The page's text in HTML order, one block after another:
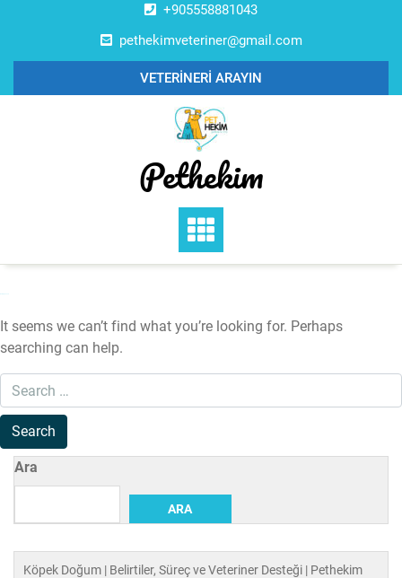
+905558881043
pethekimveteriner@gmail.com
VETERİNERİ ARAYIN
Pethekim
It seems we can’t find what you’re looking for. Perhaps
searching can help.
Ara
ARA
Köpek Doğum | Belirtiler, Süreç ve Veteriner Desteği | Pethekim